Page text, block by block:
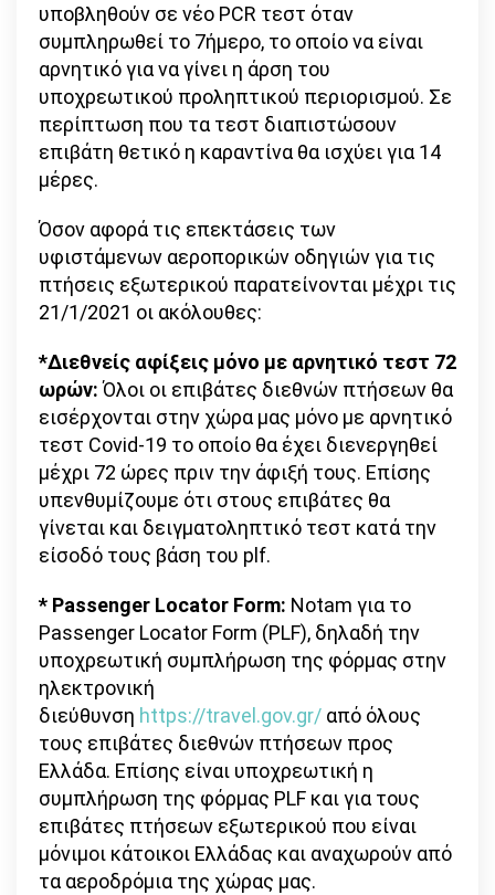
υποβληθούν σε νέο PCR τεστ όταν
συμπληρωθεί το 7ήμερο, το οποίο να είναι
αρνητικό για να γίνει η άρση του
υποχρεωτικού προληπτικού περιορισμού. Σε
περίπτωση που τα τεστ διαπιστώσουν
επιβάτη θετικό η καραντίνα θα ισχύει για 14
μέρες.
Όσον αφορά τις επεκτάσεις των
υφιστάμενων αεροπορικών οδηγιών για τις
πτήσεις εξωτερικού παρατείνονται μέχρι τις
21/1/2021 οι ακόλουθες:
*Διεθνείς αφίξεις μόνο με αρνητικό τεστ 72
ωρών:Όλοι οι επιβάτες διεθνών πτήσεων θα
εισέρχονται στην χώρα μας μόνο με αρνητικό
τεστ Covid-19 το οποίο θα έχει διενεργηθεί
μέχρι 72 ώρες πριν την άφιξή τους. Επίσης
υπενθυμίζουμε ότι στους επιβάτες θα
γίνεται και δειγματοληπτικό τεστ κατά την
είσοδό τους βάση του plf.
* Passenger Locator Form: Notam για το
Passenger Locator Form (PLF), δηλαδή την
υποχρεωτική συμπλήρωση της φόρμας στην
ηλεκτρονική
διεύθυνση https://travel.gov.gr/ από όλους
τους επιβάτες διεθνών πτήσεων προς
Ελλάδα. Επίσης είναι υποχρεωτική η
συμπλήρωση της φόρμας PLF και για τους
επιβάτες πτήσεων εξωτερικού που είναι
μόνιμοι κάτοικοι Ελλάδας και αναχωρούν από
τα αεροδρόμια της χώρας μας.